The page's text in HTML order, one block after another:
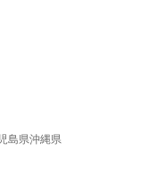
島県沖縄県